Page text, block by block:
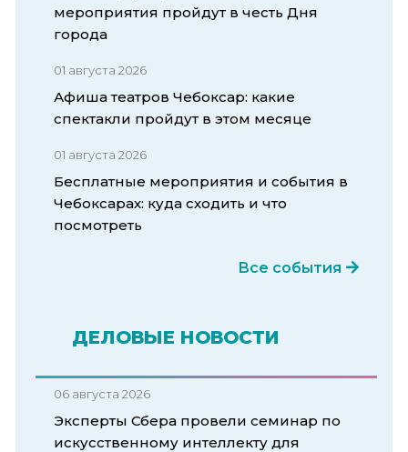
мероприятия пройдут в честь Дня
города
01 августа 2026
Афиша театров Чебоксар: какие
спектакли пройдут в этом месяце
01 августа 2026
Бесплатные мероприятия и события в
Чебоксарах: куда сходить и что
посмотреть
Все события
ДЕЛОВЫЕ НОВОСТИ
06 августа 2026
Эксперты Сбера провели семинар по
искусственному интеллекту для